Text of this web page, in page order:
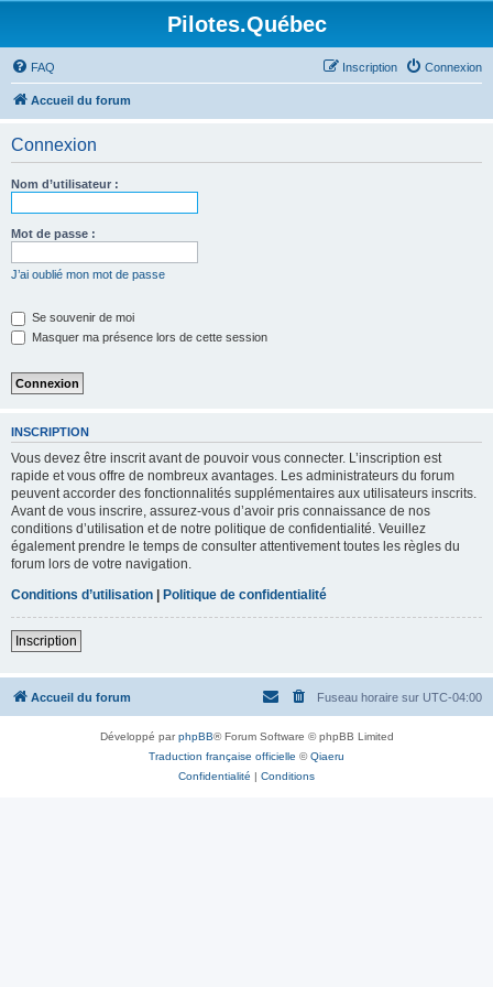
Pilotes.Québec
FAQ Connexion
Inscription
Accueil du forum
Connexion
Nom d’utilisateur :
Mot de passe :
J’ai oublié mon mot de passe
Se souvenir de moi
Masquer ma présence lors de cette session
INSCRIPTION
Vous devez être inscrit avant de pouvoir vous connecter. L’inscription est
rapide et vous offre de nombreux avantages. Les administrateurs du forum
peuvent accorder des fonctionnalités supplémentaires aux utilisateurs inscrits.
Avant de vous inscrire, assurez-vous d’avoir pris connaissance de nos
conditions d’utilisation et de notre politique de confidentialité. Veuillez
également prendre le temps de consulter attentivement toutes les règles du
forum lors de votre navigation.
Conditions d’utilisation | Politique de confidentialité
Inscription
Accueil du forum Fuseau horaire sur UTC-04:00
Développé parphpBB® Forum Software © phpBB Limited
Traduction française officielle ©Qiaeru
Confidentialité | Conditions